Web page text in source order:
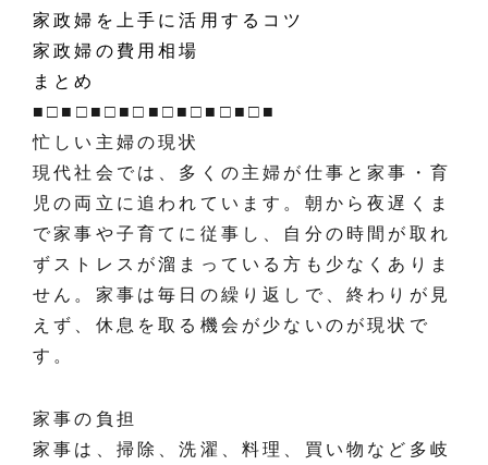
家政婦を上手に活用するコツ
家政婦の費用相場
まとめ
■□■□■□■□■□■□■□■□■
忙しい主婦の現状
現代社会では、多くの主婦が仕事と家事・育
児の両立に追われています。朝から夜遅くま
で家事や子育てに従事し、自分の時間が取れ
ずストレスが溜まっている方も少なくありま
せん。家事は毎日の繰り返しで、終わりが見
えず、休息を取る機会が少ないのが現状で
す。
家事の負担
家事は、掃除、洗濯、料理、買い物など多岐